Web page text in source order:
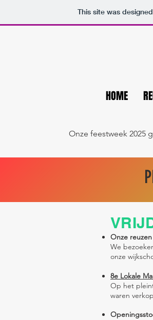
This site was
HOME
Onze feestweek 2025
Onze
We
onze
8e Lokale
Op het
waren